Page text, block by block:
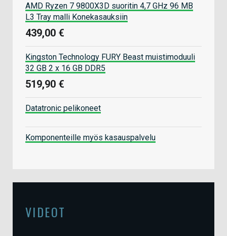
AMD Ryzen 7 9800X3D suoritin 4,7 GHz 96 MB
L3 Tray malli Konekasauksiin
439,00 €
Kingston Technology FURY Beast muistimoduuli
32 GB 2 x 16 GB DDR5
519,90 €
Datatronic pelikoneet
Komponenteille myös kasauspalvelu
VIDEOT